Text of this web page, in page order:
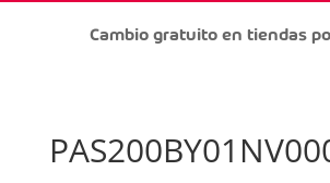
Cambio gratuito en tiendas